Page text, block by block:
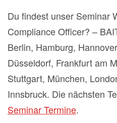
Du findest unser Seminar
Compliance Officer? –
Berlin, Hamburg,
Düsseldorf, Frankfurt am
Stuttgart, München,
Innsbruck. Die nächsten
Seminar Termine.